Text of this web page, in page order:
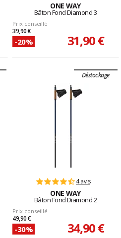
ONE WAY
Bâton Fond Diamond 3
Prix conseillé
39,90 €
-20% 31,90 €
Déstockage
4 avis
ONE WAY
Bâton Fond Diamond 2
Prix conseillé
49,90 €
-30% 34,90 €